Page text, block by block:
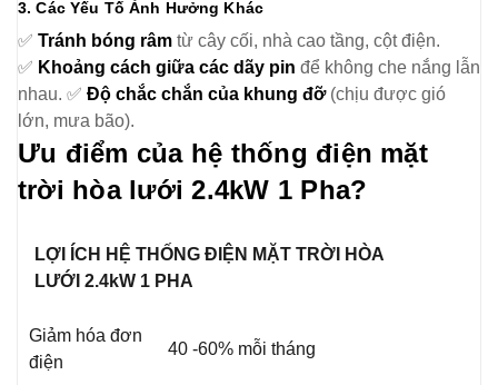
3. Các Yếu Tố Ảnh Hưởng Khác
✅ Tránh bóng râm từ cây cối, nhà cao tầng, cột điện.
✅ Khoảng cách giữa các dãy pin để không che nắng lẫn
nhau. ✅ Độ chắc chắn của khung đỡ(chịu được gió
lớn, mưa bão).
Ưu điểm của hệ thống điện mặt
trời hòa lưới 2.4kW 1 Pha?
LỢI ÍCH HỆ THỐNG ĐIỆN MẶT TRỜI HÒA
LƯỚI 2.4kW 1 PHA
Giảm hóa đơn
điện
40 -60% mỗi tháng